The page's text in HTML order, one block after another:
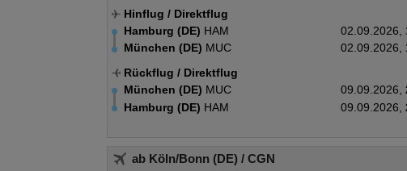
Hinflug / Direktflug
Hamburg (DE) HAM 02.09.2026,
München (DE) MUC 02.09.2026,
Rückflug / Direktflug
München (DE) MUC 09.09.2026,
Hamburg (DE) HAM 09.09.2026,
ab Köln/Bonn (DE) / CGN